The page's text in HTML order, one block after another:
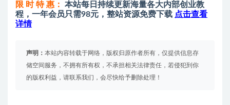
限 时 特 惠：
本站每日持续更新海量各大内部创业教
程，一年会员只需98元，整站资源免费下载 点击查看
详情
声明： 本站内容转载于网络，版权归原作者所有，仅提供信息存
储空间服务，不拥有所有权，不承担相关法律责任，若侵犯到你
的版权利益，请联系我们，会尽快给予删除处理！